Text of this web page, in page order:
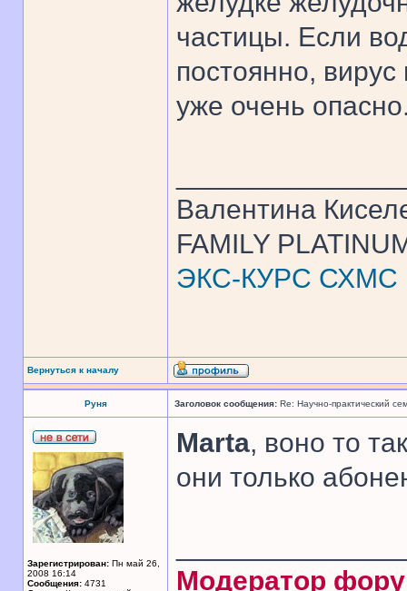
частицы. Если
постоянно,
уже очень
Валентина
FAMILY
ЭКС-КУРС СХМС
Вернуться к началу
Руня Заголовок сообщения: Re: Научно-практический
Зарегистрирован: Пн май 26,
2008 16:14
Сообщения: 4731
Marta, воно то
они только
Модератор